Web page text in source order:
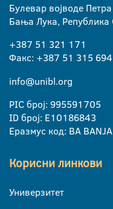
Булевар војводе
Бања Лука, Република
+387 51 321 171
Факс: +387 51 315 694
info@unibl.org
PIC број: 995591705
ID број: E10186843
Еразмус код: BA
Корисни линкови
Универзитет